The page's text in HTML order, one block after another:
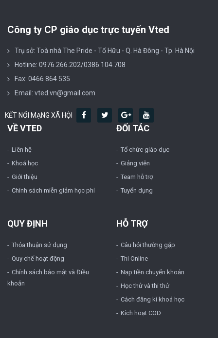
Công ty CP giáo dục trực tuyến Vted
Trụ sở: Toà nhà The Pride - Tố Hữu - Q. Hà Đông - Tp. Hà Nội
Hotline: 0976.266.202/0386.104.708
Fax: 0466 864 535
Email: vted.vn@gmail.com
KẾT NỐI MẠNG XÃ HỘI
VỀ VTED
Liên hệ
Khoá học
Giới thiệu
Chính sách miễn giảm học phí
ĐỐI TÁC
Tổ chức giáo dục
Giảng viên
Team hỗ trợ
Tuyển dụng
QUY ĐỊNH
Thỏa thuận sử dụng
Quy chế hoạt động
Chính sách bảo mật và Điều
khoản
HỖ TRỢ
Câu hỏi thường gặp
Thi Online
Nạp tiền chuyển khoản
Học thử và thi thử
Cách đăng kí khoá học
Kích hoạt COD